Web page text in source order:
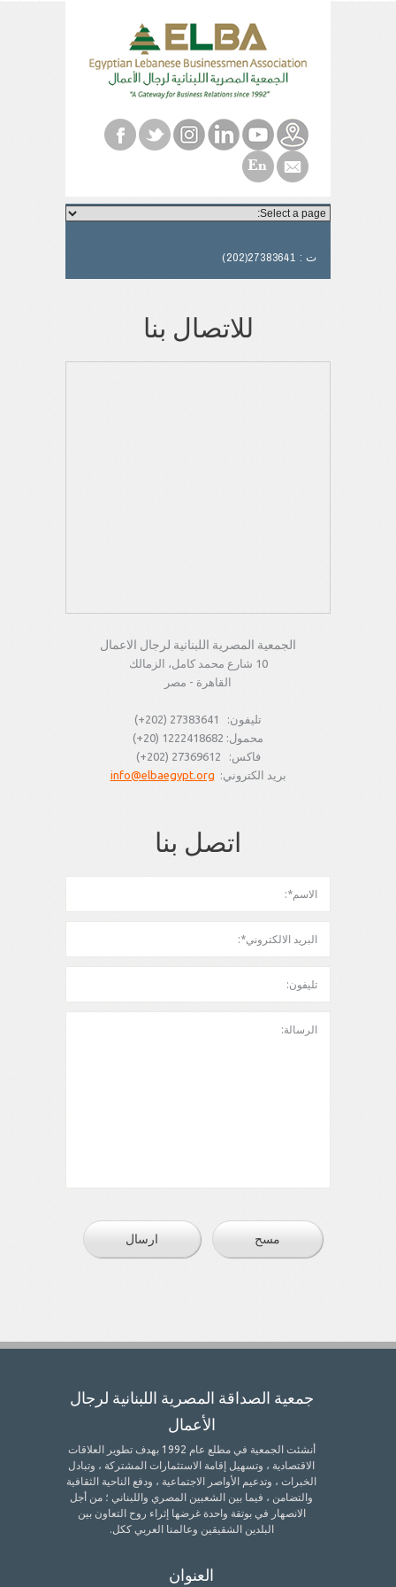
ت : 27383641(202)
للاتصال بنا
الجمعية المصرية اللبنانية لرجال الاعمال
10 شارع محمد كامل، الزمالك
القاهرة - مصر
تليفون: 27383641 (202+)
محمول: 1222418682 (20+)
فاكس: 27369612 (202+)
بريد الكتروني: info@elbaegypt.org
اتصل بنا
الاسم*:
البريد الالكتروني*:
تليفون:
الرسالة:
مسح ارسال
جمعية الصداقة المصرية اللبنانية لرجال
الأعمال
أنشئت الجمعية في مطلع عام 1992 بهدف تطوير العلاقات
الاقتصادية ، وتسهيل إقامة الاستثمارات المشتركة ، وتبادل
الخبرات ، وتدعيم الأواصر الاجتماعية ، ودفع الناحية الثقافية
والتضامن ، فيما بين الشعبين المصري واللبناني ؛ من أجل
الانصهار في بوتقة واحدة غرضها إثراء روح التعاون بين
البلدين الشقيقين وعالمنا العربي ككل.
العنوان